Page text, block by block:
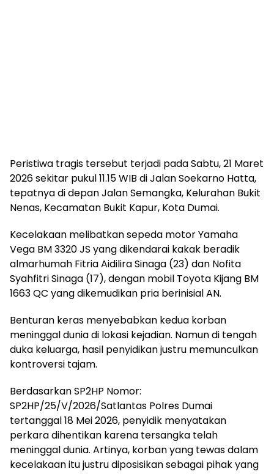
Peristiwa tragis tersebut terjadi pada Sabtu, 21 Maret
2026 sekitar pukul 11.15 WIB di Jalan Soekarno Hatta,
tepatnya di depan Jalan Semangka, Kelurahan Bukit
Nenas, Kecamatan Bukit Kapur, Kota Dumai.
Kecelakaan melibatkan sepeda motor Yamaha
Vega BM 3320 JS yang dikendarai kakak beradik
almarhumah Fitria Aidilira Sinaga (23) dan Nofita
Syahfitri Sinaga (17), dengan mobil Toyota Kijang BM
1663 QC yang dikemudikan pria berinisial AN.
Benturan keras menyebabkan kedua korban
meninggal dunia di lokasi kejadian. Namun di tengah
duka keluarga, hasil penyidikan justru memunculkan
kontroversi tajam.
Berdasarkan SP2HP Nomor:
SP2HP/25/V/2026/Satlantas Polres Dumai
tertanggal 18 Mei 2026, penyidik menyatakan
perkara dihentikan karena tersangka telah
meninggal dunia. Artinya, korban yang tewas dalam
kecelakaan itu justru diposisikan sebagai pihak yang